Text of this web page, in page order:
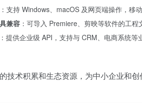
：支持 Windows、macOS 及网页端操作，移动
兼容 ：可导入 Premiere、剪映等软件的工程
：提供企业级 API，支持与 CRM、电商系统等
技术积累和生态资源，为中小企业和